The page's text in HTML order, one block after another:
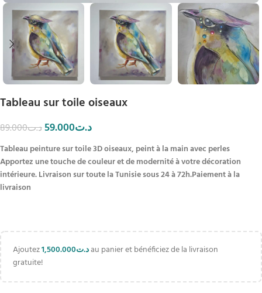
Tableau sur toile oiseaux
د.ت89.000 د.ت59.000
Tableau peinture sur toile 3D oiseaux, peint à la main avec perles
Apportez une touche de couleur et de modernité à votre décoration
intérieure. Livraison sur toute la Tunisie sous 24 à 72h.Paiement à la
livraison
Ajoutez د.ت1,500.000
au panier et bénéficiez de la livraison
gratuite!